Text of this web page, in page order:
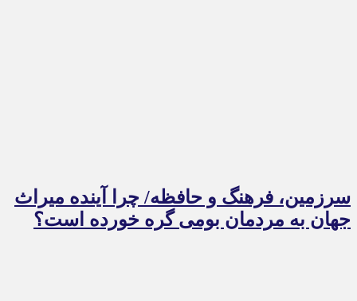
سرزمین، فرهنگ و حافظه/ چرا آینده میراث
جهان به مردمان بومی گره خورده است؟